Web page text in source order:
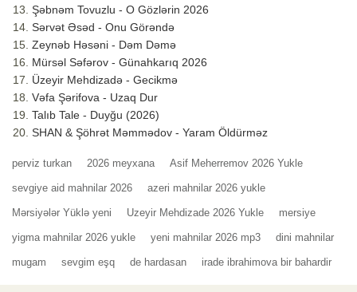
Şəbnəm Tovuzlu - O Gözlərin 2026
Sərvət Əsəd - Onu Görəndə
Zeynəb Həsəni - Dəm Dəmə
Mürsəl Səfərov - Günahkarıq 2026
Üzeyir Mehdizadə - Gecikmə
Vəfa Şərifova - Uzaq Dur
Talıb Tale - Duyğu (2026)
SHAN & Şöhrət Məmmədov - Yaram Öldürməz
perviz turkan 2026 meyxana Asif Meherremov 2026 Yukle
sevgiye aid mahnilar 2026 azeri mahnilar 2026 yukle
Mərsiyələr Yüklə yeni Uzeyir Mehdizade 2026 Yukle mersiye
yigma mahnilar 2026 yukle yeni mahnilar 2026 mp3 dini mahnilar
mugam sevgim eşq de hardasan irade ibrahimova bir bahardir